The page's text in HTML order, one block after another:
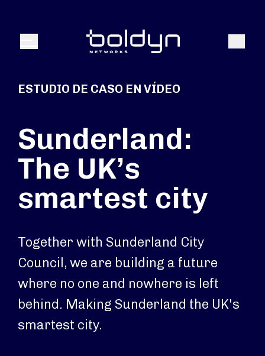
Menú Buscar
ESTUDIO DE CASO EN VÍDEO
Sunderland:
The UK’s
smartest city
Together with Sunderland City
Council, we are building a future
where no one and nowhere is left
behind. Making Sunderland the UK's
smartest city.